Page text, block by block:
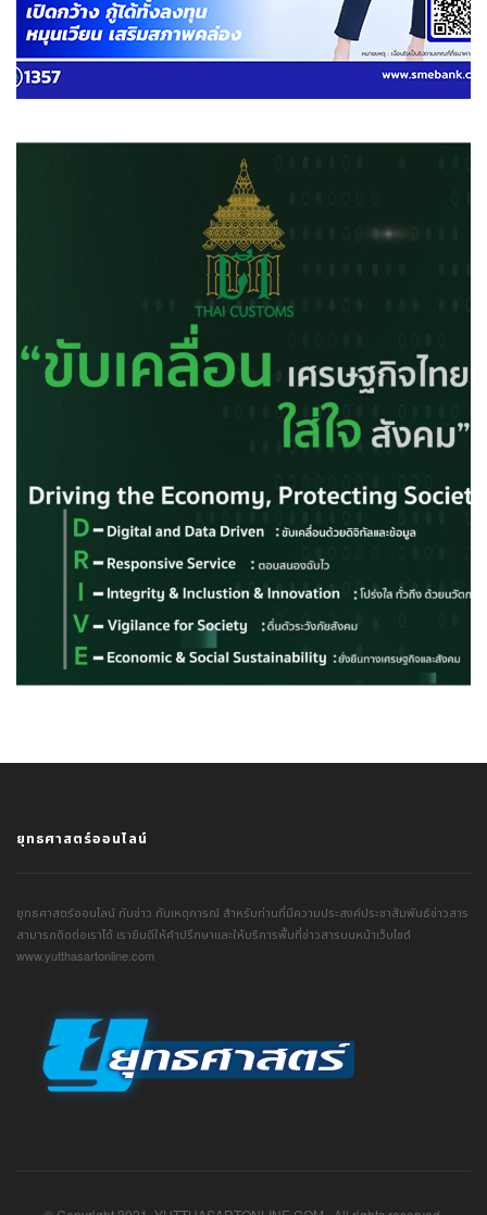
ยุทธศาสตร์ออนไลน์
ยุทธศาสตร์ออนไลน์ ทันข่าว ทันเหตุการณ์ สำหรับท่านที่มีความประสงค์ประชาสัมพันธ์ข่าวสาร
สามารถติดต่อเราได้ เรายินดีให้คำปรึกษาและให้บริการพื้นที่ข่าวสารบนหน้าเว็บไซต์
www.yutthasartonline.com